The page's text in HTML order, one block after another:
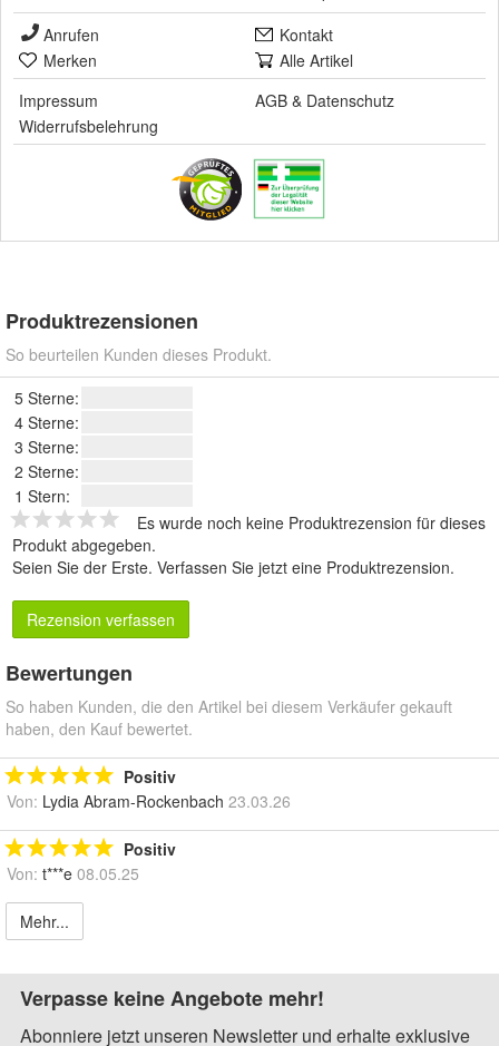
Anrufen
Kontakt
Merken
Alle Artikel
Impressum
AGB & Datenschutz
Widerrufsbelehrung
Produktrezensionen
So beurteilen Kunden dieses Produkt.
5 Sterne:
4 Sterne:
3 Sterne:
2 Sterne:
1 Stern:
Es wurde noch keine Produktrezension für dieses
Produkt abgegeben.
Seien Sie der Erste. Verfassen Sie jetzt eine Produktrezension.
Rezension verfassen
Bewertungen
So haben Kunden, die den Artikel bei diesem Verkäufer gekauft
haben, den Kauf bewertet.
Positiv
Von: Lydia Abram-Rockenbach 23.03.26
Positiv
Von: t***e 08.05.25
Mehr...
Verpasse keine Angebote mehr!
Abonniere jetzt unseren Newsletter und erhalte exklusive